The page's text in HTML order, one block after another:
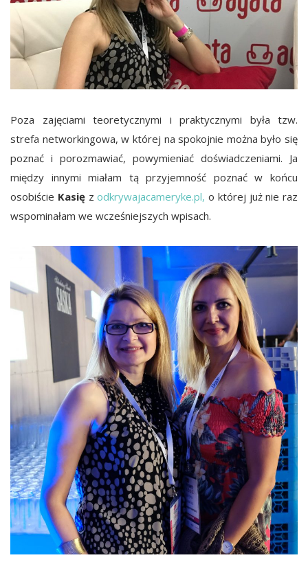
Poza zajęciami teoretycznymi i praktycznymi była tzw.
strefa networkingowa, w której na spokojnie można było się
poznać i porozmawiać, powymieniać doświadczeniami. Ja
między innymi miałam tą przyjemność poznać w końcu
osobiście Kasięzodkrywajacameryke.pl, o której już nie raz
wspominałam we wcześniejszych wpisach.